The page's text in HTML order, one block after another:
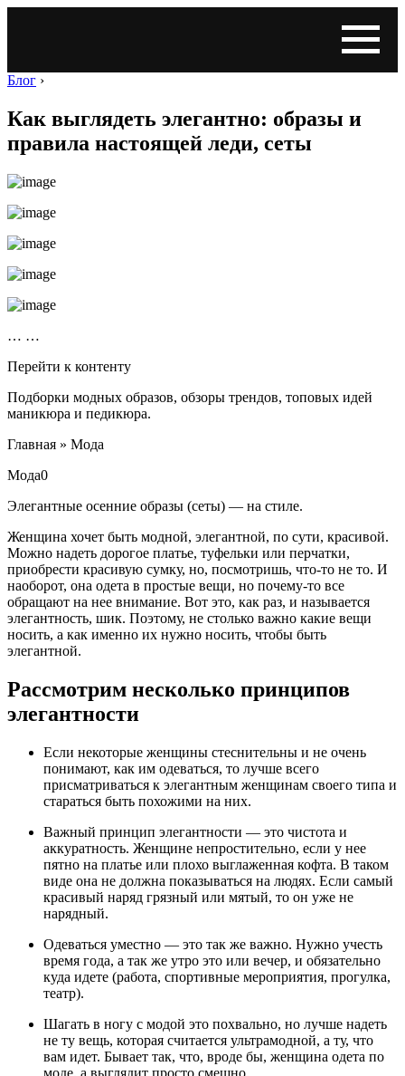
Блог ›
Как выглядеть элегантно: образы и
правила настоящей леди, сеты
… …
Перейти к контенту
Подборки модных образов, обзоры трендов, топовых идей
маникюра и педикюра.
Главная » Мода
Мода0
Элегантные осенние образы (сеты) — на стиле.
Женщина хочет быть модной, элегантной, по сути, красивой.
Можно надеть дорогое платье, туфельки или перчатки,
приобрести красивую сумку, но, посмотришь, что-то не то. И
наоборот, она одета в простые вещи, но почему-то все
обращают на нее внимание. Вот это, как раз, и называется
элегантность, шик. Поэтому, не столько важно какие вещи
носить, а как именно их нужно носить, чтобы быть
элегантной.
Рассмотрим несколько принципов
элегантности
Если некоторые женщины стеснительны и не очень
понимают, как им одеваться, то лучше всего
присматриваться к элегантным женщинам своего типа и
стараться быть похожими на них.
Важный принцип элегантности — это чистота и
аккуратность. Женщине непростительно, если у нее
пятно на платье или плохо выглаженная кофта. В таком
виде она не должна показываться на людях. Если самый
красивый наряд грязный или мятый, то он уже не
нарядный.
Одеваться уместно — это так же важно. Нужно учесть
время года, а так же утро это или вечер, и обязательно
куда идете (работа, спортивные мероприятия, прогулка,
театр).
Шагать в ногу с модой это похвально, но лучше надеть
не ту вещь, которая считается ультрамодной, а ту, что
вам идет. Бывает так, что, вроде бы, женщина одета по
моде, а выглядит просто смешно.